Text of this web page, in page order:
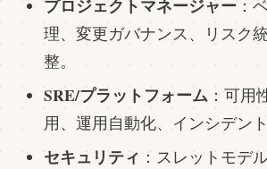
プロジェクトマネージャー ：
理、変更ガバナンス、リスク
整。
SRE/プラットフォーム ：可用
用、運用自動化、インシデント
セキュリティ ：スレットモデ